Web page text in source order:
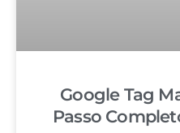
Google Tag
Passo